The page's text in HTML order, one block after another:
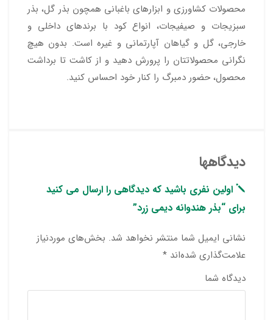
محصولات کشاورزی و ابزارهای باغبانی همچون بذر گل، بذر
سبزیجات و صیفیجات، انواع کود با برندهای داخلی و
خارجی، گل و گیاهان آپارتمانی و غیره است. بدون هیچ
نگرانی محصولاتتان را پرورش دهید و از کاشت تا برداشت
محصول، حضور دمبرگ را کنار خود احساس کنید.
دیدگاهها
اولین نفری باشید که دیدگاهی را ارسال می کنید
برای “بذر هندوانه دیمی زرد”
نشانی ایمیل شما منتشر نخواهد شد. بخش‌های موردنیاز
علامت‌گذاری شده‌اند *
دیدگاه شما